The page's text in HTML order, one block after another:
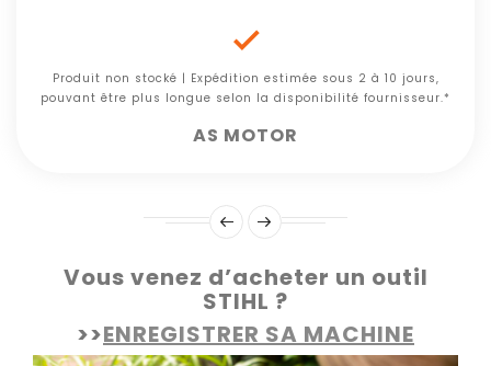

Produit non stocké | Expédition estimée sous 2 à 10 jours,
pouvant être plus longue selon la disponibilité fournisseur.*
AS MOTOR
Vous venez d’acheter un outil
STIHL ?
>>ENREGISTRER SA MACHINE